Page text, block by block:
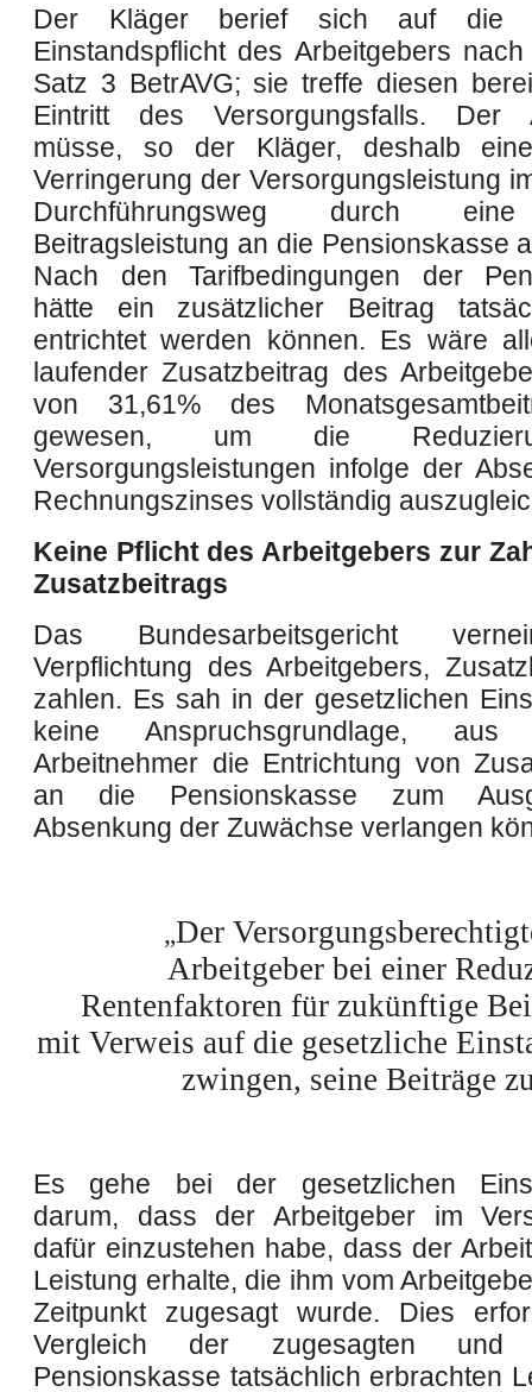
Der Kläger berief sich auf die
Einstandspflicht des Arbeitgebers
Satz 3 BetrAVG; sie treffe diesen
Eintritt des Versorgungsfalls. Der
müsse, so der Kläger, deshalb
Verringerung der Versorgungsleistung
Durchführungsweg durch
Beitragsleistung an die Pensionskasse
Nach den Tarifbedingungen der
hätte ein zusätzlicher Beitrag
entrichtet werden können. Es wäre
laufender Zusatzbeitrag des
von 31,61% des
gewesen, um die
Versorgungsleistungen infolge der
Rechnungszinses vollständig
Keine Pflicht des Arbeitgebers zur
Zusatzbeitrags
Das Bundesarbeitsgericht
Verpflichtung des Arbeitgebers,
zahlen. Es sah in der gesetzlichen
keine Anspruchsgrundlage,
Arbeitnehmer die Entrichtung von
an die Pensionskasse zum
Absenkung der Zuwächse verlangen
„Der
Arbeitgeber bei einer
Rentenfaktoren für zukünftige
mit Verweis auf die gesetzliche
zwingen, seine Beiträge
Es gehe bei der gesetzlichen
darum, dass der Arbeitgeber im
dafür einzustehen habe, dass der
Leistung erhalte, die ihm vom
Zeitpunkt zugesagt wurde. Dies
Vergleich der zugesagten
Pensionskasse tatsächlich erbrachten